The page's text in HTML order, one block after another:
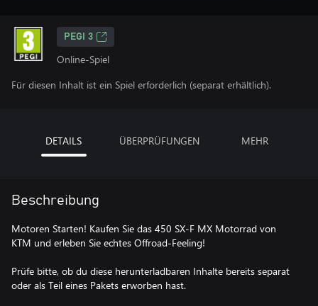
PEGI 3
Online-Spiel
Für diesen Inhalt ist ein Spiel erforderlich (separat erhältlich).
DETAILS ÜBERPRÜFUNGEN MEHR
Beschreibung
Motoren Starten! Kaufen Sie das 450 SX-F MX Motorrad von
KTM und erleben Sie echtes Offroad-Feeling!
Prüfe bitte, ob du diese herunterladbaren Inhalte bereits separat
oder als Teil eines Pakets erworben hast.